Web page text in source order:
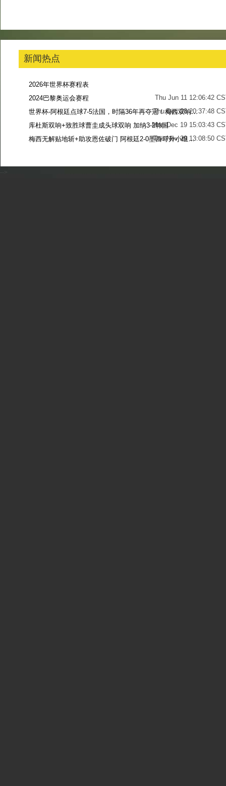
新闻热点
2026年世界杯赛程表
Thu Jun 11 12:06:42
2024巴黎奥运会赛程
Thu Dec 28 20:37:48
世界杯-阿根廷点球7-5法国，时隔36年再夺冠！梅西双响姆巴佩戴帽
Mon Dec 19 15:03:43
库杜斯双响+致胜球曹圭成头球双响 加纳3-2韩国
Tue Nov 29 13:08:50
梅西无解贴地斩+助攻恩佐破门 阿根廷2-0墨西哥升小组第二